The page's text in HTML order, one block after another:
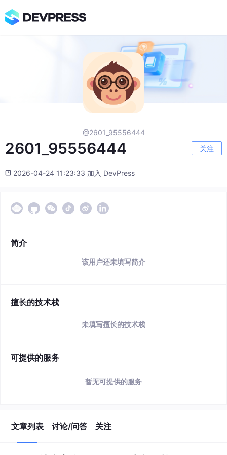
@2601_95556444
2601_95556444 关注
2026-04-24 11:23:33 加入 DevPress
简介
该用户还未填写简介
擅长的技术栈
未填写擅长的技术栈
可提供的服务
暂无可提供的服务
文章列表 讨论/问答 关注